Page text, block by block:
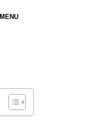
MENU